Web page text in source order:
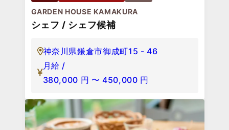
GARDEN HOUSE KAMAKURA
シェフ / シェフ候補
神奈川県鎌倉市御成町15 - 46
月給 /
380,000 円 〜 450,000 円